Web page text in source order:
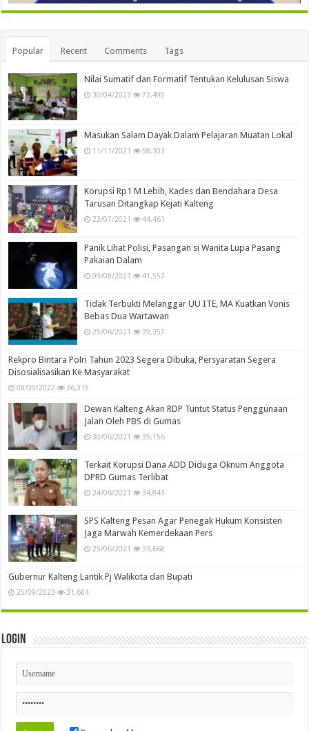
Popular Recent Comments Tags
Nilai Sumatif dan Formatif Tentukan Kelulusan Siswa
30/04/2023 72,490
Masukan Salam Dayak Dalam Pelajaran Muatan Lokal
11/11/2021 58,303
Korupsi Rp1 M Lebih, Kades dan Bendahara Desa
Tarusan Ditangkap Kejati Kalteng
22/07/2021 44,461
Panik Lihat Polisi, Pasangan si Wanita Lupa Pasang
Pakaian Dalam
09/08/2021 41,557
Tidak Terbukti Melanggar UU ITE, MA Kuatkan Vonis
Bebas Dua Wartawan
25/06/2021 39,357
Rekpro Bintara Polri Tahun 2023 Segera Dibuka, Persyaratan Segera
Disosialisasikan Ke Masyarakat
08/09/2022 36,315
Dewan Kalteng Akan RDP Tuntut Status Penggunaan
Jalan Oleh PBS di Gumas
30/06/2021 35,156
Terkait Korupsi Dana ADD Diduga Oknum Anggota
DPRD Gumas Terlibat
24/06/2021 34,843
SPS Kalteng Pesan Agar Penegak Hukum Konsisten
Jaga Marwah Kemerdekaan Pers
25/06/2021 33,668
Gubernur Kalteng Lantik Pj Walikota dan Bupati
25/09/2023 31,684
Login